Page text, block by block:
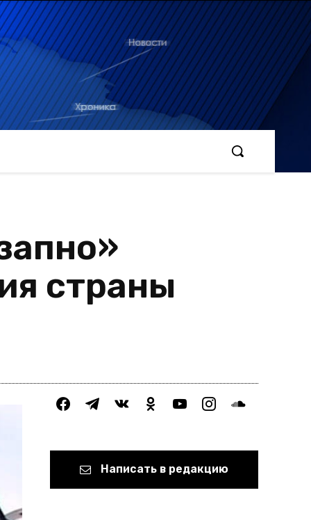
страны
facebooktelegramvkontakteodnoklassniki
youtubeinstagramsoundcloud
Написать в редакцию